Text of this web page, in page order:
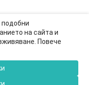
подобни
на сайта и
Повече